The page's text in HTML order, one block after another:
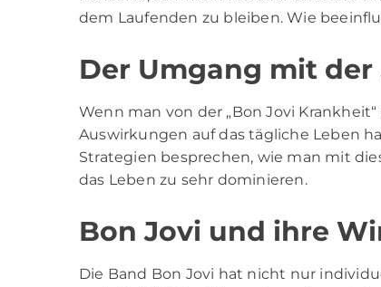
dem Laufenden zu bleiben. Wie
Der Umgang mit der
Wenn man von der „Bon Jovi
Auswirkungen auf das tägliche Leben
Strategien besprechen, wie man mit
das Leben zu sehr dominieren.
Bon Jovi und ihre
Die Band Bon Jovi hat nicht nur